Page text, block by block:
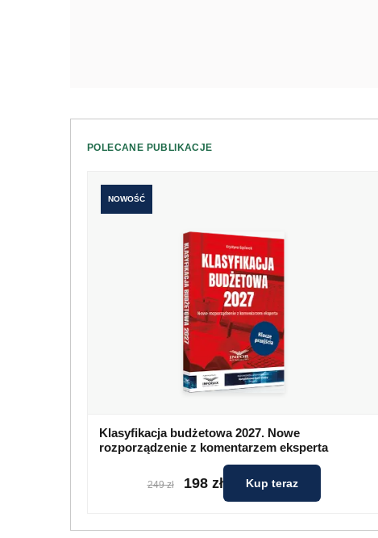
POLECANE PUBLIKACJE
NOWOŚĆ
Klasyfikacja budżetowa 2027. Nowe
rozporządzenie z komentarzem eksperta
249 zł 198 zł Kup teraz